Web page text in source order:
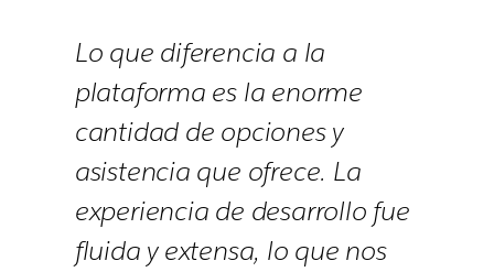
Generador
flujos
trabajo
Lo que diferencia a la
plataforma es la enorme
cantidad de opciones y
asistencia que ofrece. La
experiencia de desarrollo fue
fluida y extensa, lo que nos